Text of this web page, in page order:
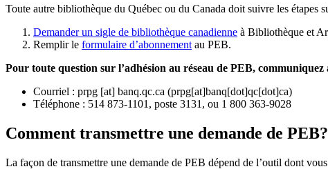
Toute autre bibliothèque du Québec ou du Canada doit suivre les étapes
Demander un sigle de bibliothèque canadienne à Bibliothèque et
Remplir le formulaire d’abonnement au PEB.
Pour toute question sur l’adhésion au réseau de PEB, communiquez
Courriel : prpg [at] banq.qc.ca (prpg[at]banq[dot]qc[dot]ca)
Téléphone : 514 873-1101, poste 3131, ou 1 800 363-9028
Comment transmettre une demande de PEB?
La façon de transmettre une demande de PEB dépend de l’outil dont